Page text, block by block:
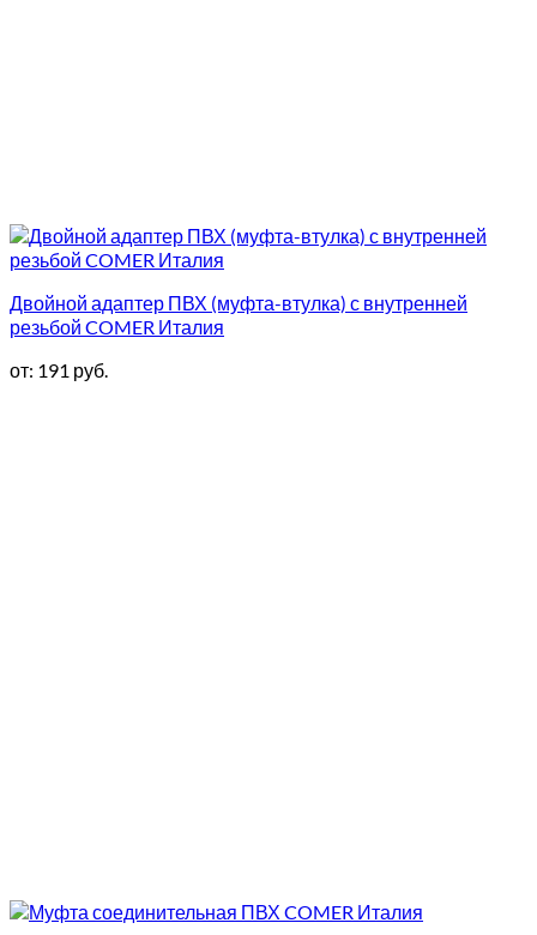
Двойной адаптер ПВХ (муфта-втулка) с внутренней
резьбой COMER Италия
от: 191 руб.